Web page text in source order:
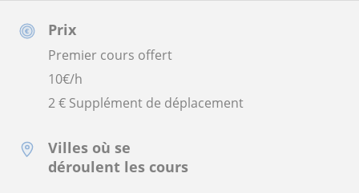
Prix
Premier cours offert
10€/h
2 € Supplément de déplacement
Villes où se
déroulent les cours